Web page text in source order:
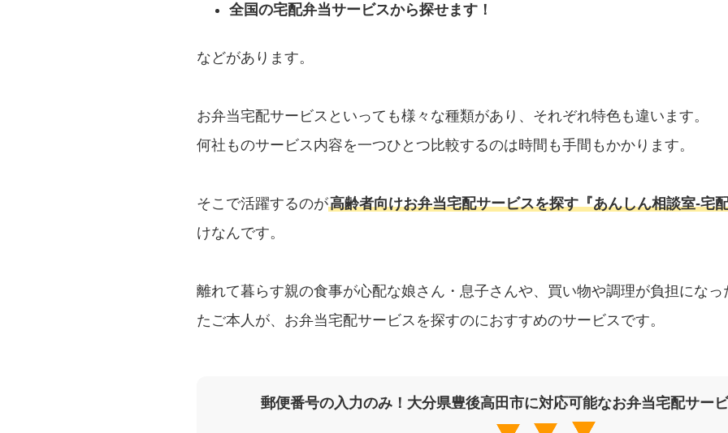
全国の宅配弁当サービスから探せます！
などがあります。
お弁当宅配サービスといっても様々な種類があり、それぞれ特色も違います。
何社ものサービス内容を一つひとつ比較するのは時間も手間もかかります。
そこで活躍するのが高齢者向けお弁当宅配サービスを探す『あんしん相談室‐宅
けなんです。
離れて暮らす親の食事が心配な娘さん・息子さんや、買い物や調理が負担になっ
たご本人が、お弁当宅配サービスを探すのにおすすめのサービスです。
郵便番号の入力のみ！大分県豊後高田市に対応可能なお弁当宅配サー